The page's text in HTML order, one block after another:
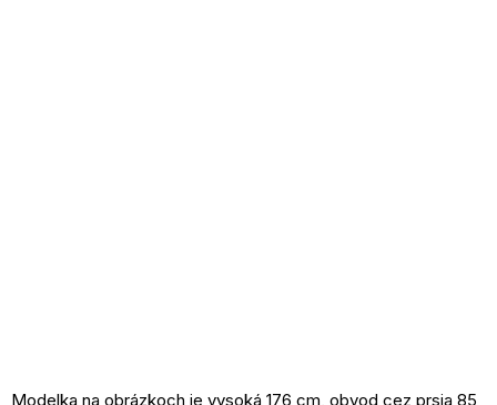
Modelka na obrázkoch je vysoká 176 cm, obvod cez prsia 85